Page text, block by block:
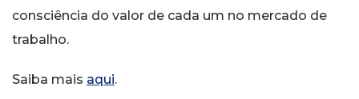
consciência do valor de cada um no mercado de
trabalho.
Saiba mais aqui.